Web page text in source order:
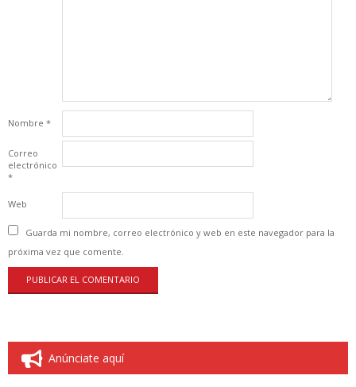
Nombre *
Correo
electrónico
*
Web
Guarda mi nombre, correo electrónico y web en este navegador para la
próxima vez que comente.
Anúnciate aquí